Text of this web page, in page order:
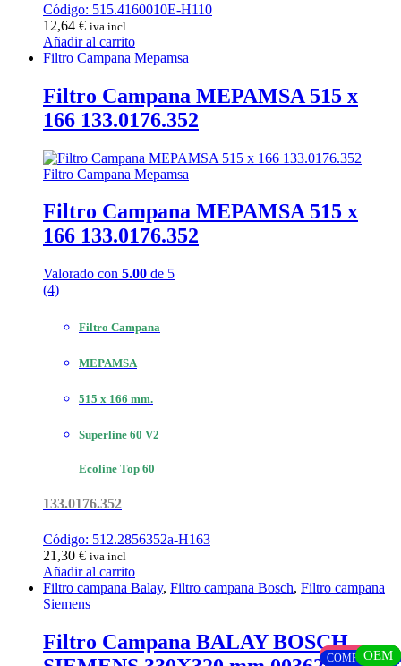
OEM
COMPATIBLE
COMPATIBLE
COMPATIBLE
COMPATIBLE
COMPATIBLE
COMPATIBLE
COMPATIBLE
COMPATIBLE
OEM
OEM
OEM
ORIGINAL
OEM
COMPATIBLE
COMPATIBLE
COMPATIBLE
COMPATIBLE
ORIGINAL
OEM
Código: 515.4160010E-H110
12,64 € iva incl
Añadir al carrito
Filtro Campana Mepamsa
Filtro Campana MEPAMSA 515 x
166 133.0176.352
COMPATIBLE
Filtro Campana Mepamsa
Filtro Campana MEPAMSA 515 x
166 133.0176.352
Valorado con 5.00 de 5
(4)
Filtro Campana
MEPAMSA
515 x 166 mm.
Superline 60 V2
Ecoline Top 60
133.0176.352
Código: 512.2856352a-H163
21,30 € iva incl
Añadir al carrito
Filtro campana Balay, Filtro campana Bosch, Filtro campana
Siemens
Filtro Campana BALAY BOSCH
OEM
COMPATIBLE
COMPATIBLE
OEM